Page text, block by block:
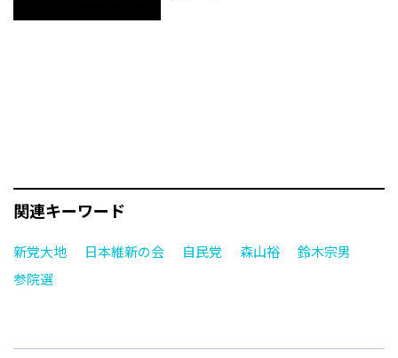
関連キーワード
新党大地 日本維新の会 自民党 森山𥙿
鈴木宗男
参院選